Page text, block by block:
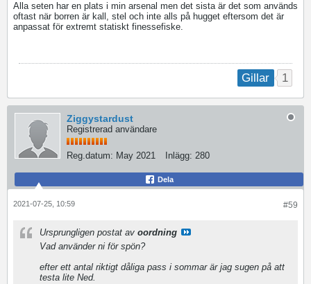
Alla seten har en plats i min arsenal men det sista är det som används
oftast när borren är kall, stel och inte alls på hugget eftersom det är
anpassat för extremt statiskt finessefiske.
Gillar 1
Ziggystardust
Registrerad användare
Reg.datum: May 2021 Inlägg: 280
Dela
#59
2021-07-25, 10:59
Ursprungligen postat av oordning
Vad använder ni för spön?
efter ett antal riktigt dåliga pass i sommar är jag sugen på att
testa lite Ned.